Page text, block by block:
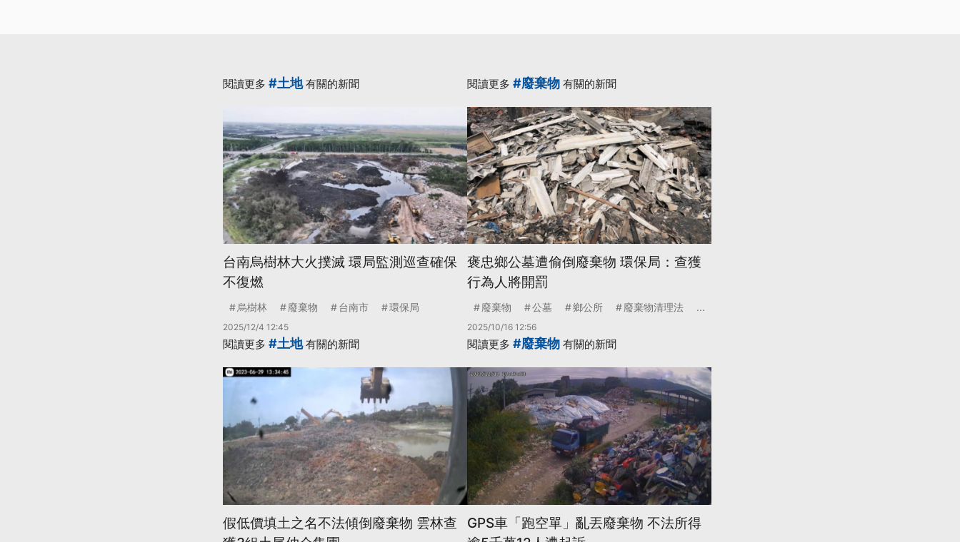
閱讀更多 #土地有關的新聞
台南烏樹林大火撲滅 環局監測巡查確保
不復燃
烏樹林 廢棄物 台南市 環保局
2025/12/4 12:45
閱讀更多 #廢棄物 有關的新聞
褒忠鄉公墓遭偷倒廢棄物 環保局：查獲
行為人將開罰
廢棄物 公墓 鄉公所 廢棄物清理法 ...
2025/10/16 12:56
閱讀更多 #土地有關的新聞
假低價填土之名不法傾倒廢棄物 雲林查
閱讀更多 #廢棄物 有關的新聞
GPS車「跑空單」亂丟廢棄物 不法所得